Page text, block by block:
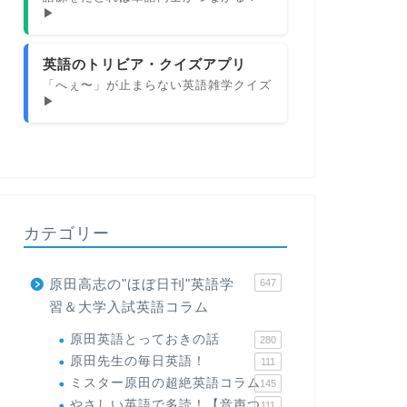
▶
英語のトリビア・クイズアプリ
「へぇ〜」が止まらない英語雑学クイズ
▶
カテゴリー
原田高志の"ほぼ日刊"英語学
習＆大学入試英語コラム
647
原田英語とっておきの話 280
原田先生の毎日英語！ 111
ミスター原田の超絶英語コラム145